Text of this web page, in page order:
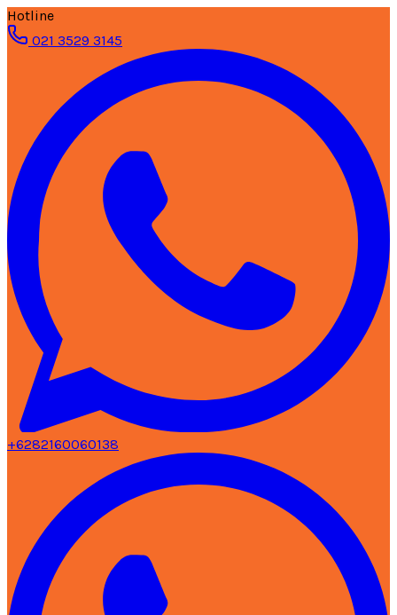
Hotline
021 3529 3145
+6282160060138